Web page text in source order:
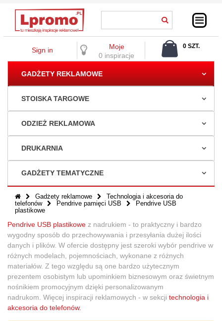
Sign in
Moje
0 inspiracje
0 SZT.
GADŻETY REKLAMOWE
STOISKA TARGOWE
ODZIEŻ REKLAMOWA
DRUKARNIA
GADŻETY TEMATYCZNE
Gadżety reklamowe
Technologia i akcesoria do
telefonów
Pendrive pamięci USB
Pendrive USB
plastikowe
Pendrive USB plastikowe z nadrukiem - to praktyczny i bardzo
wygodny sposób do przechowywania i przesyłania dużej ilości
danych i plików. W ofercie dostępny jest szeroki wybór pendrive w
różnych modelach, pojemnościach, wykonane z różnych
materiałów. Z tego względu są one bardzo użytecznym
prezentem osobistym lub upominkiem biznesowym oraz świetnym
nośnikiem promocyjnym dzięki personalizowanym
nadrukom. Więcej inspiracji reklamowych - w sekcji technologia i
akcesoria do telefonów.